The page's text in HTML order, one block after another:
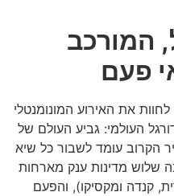
המורכב
פעם
לחוות את האירוע המונומנטלי
העולמי: גביע העולם של
הקרוב עומד לשבור כל שיא
שלוש מדינות ענק מארחות
קנדה ומקסיקו), והפעם